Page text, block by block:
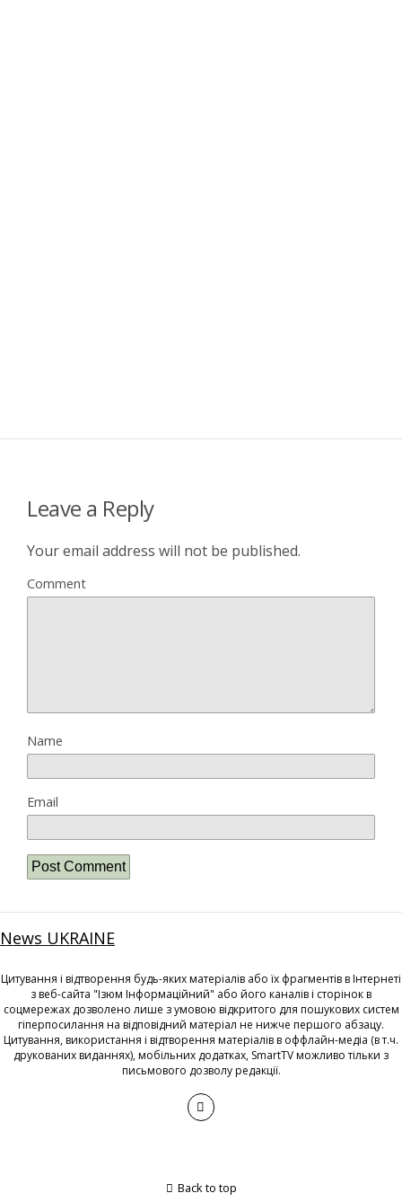
Leave a Reply
Your email address will not be published.
Comment
Name
Email
News UKRAINE
Цитування і відтворення будь-яких матеріалів або їх фрагментів в Інтернеті
з веб-сайта "Ізюм Інформаційний" або його каналів і сторінок в
соцмережах дозволено лише з умовою відкритого для пошукових систем
гіперпосилання на відповідний матеріал не нижче першого абзацу.
Цитування, використання і відтворення матеріалів в оффлайн-медіа (в т.ч.
друкованих виданнях), мобільних додатках, SmartTV можливо тільки з
письмового дозволу редакції.
Back to top